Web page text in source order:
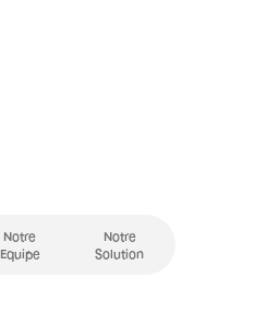
Notre
Equipe
Notre
Solution